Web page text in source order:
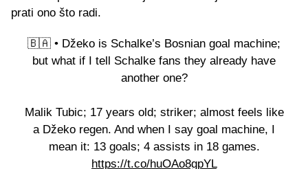
prati ono što radi.
🇧🇦 • Džeko is Schalke’s Bosnian goal machine;
but what if I tell Schalke fans they already have
another one?
Malik Tubic; 17 years old; striker; almost feels like
a Džeko regen. And when I say goal machine, I
mean it: 13 goals; 4 assists in 18 games.
https://t.co/huOAo8gpYL